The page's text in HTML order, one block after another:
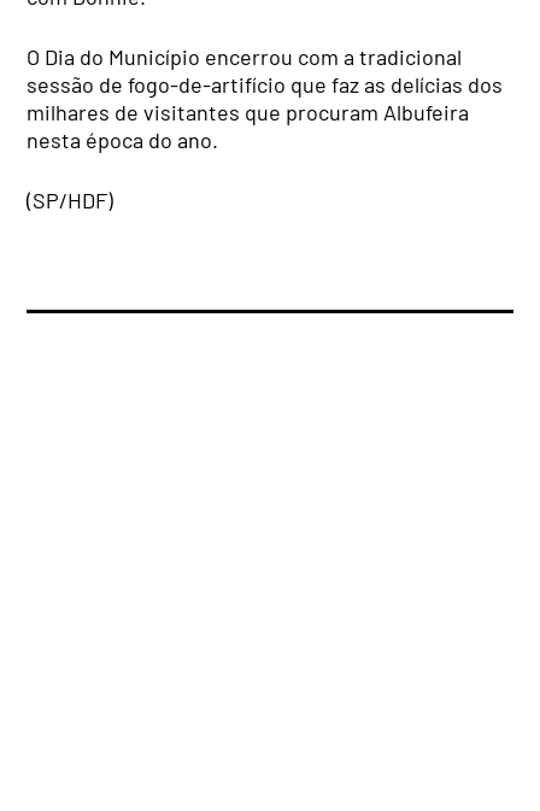
O Dia do Município encerrou com a tradicional
sessão de fogo-de-artifício que faz as delícias dos
milhares de visitantes que procuram Albufeira
nesta época do ano.
(SP/HDF)